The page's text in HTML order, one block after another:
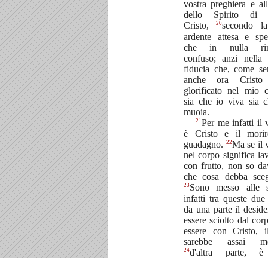
vostra preghiera e
dello Spirito di
Cristo,20secondo
ardente attesa e
che in nulla
confuso; anzi nella
fiducia che, come
anche ora Cristo
glorificato nel mio
sia che io viva sia
muoia.
21 Per me infatti il
è Cristo e il
guadagno. 22Ma se il
nel corpo significa
con frutto, non so
che cosa debba
23 Sono messo alle
infatti tra queste due
da una parte il
essere sciolto dal
essere con Cristo,
sarebbe assai
24d'altra parte,